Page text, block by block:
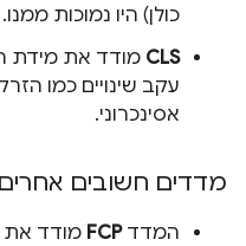
כולן) היו נמוכות ממנו.
CLS מודד את מידת
עקב שינויים כמו
אסינכרוני.
מדדים חשובים אחרים
המדדFCP מודד את